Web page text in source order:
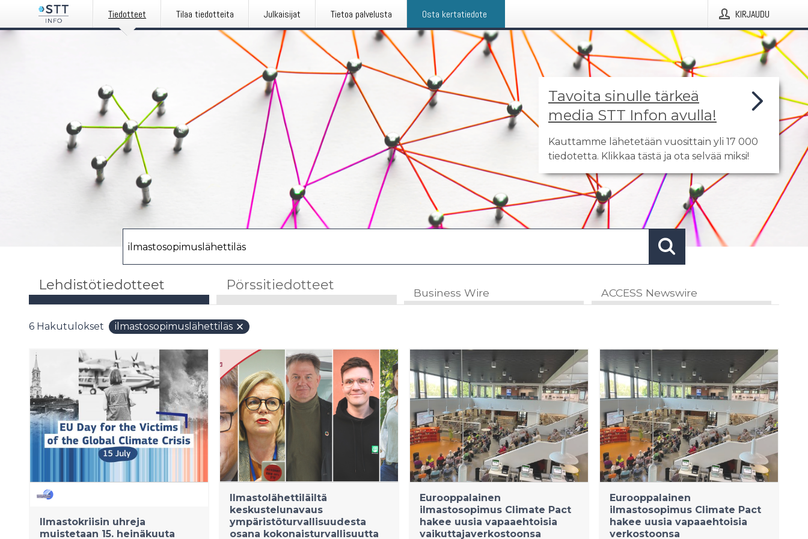
Tiedotteet Tilaa tiedotteita Julkaisijat Tietoa palvelusta Osta kertatiedote KIRJAUDU
Tavoita sinulle tärkeä
media STT Infon avulla!
Kauttamme lähetetään vuosittain yli 17 000
tiedotetta. Klikkaa tästä ja ota selvää miksi!
Lehdistötiedotteet Pörssitiedotteet Business Wire ACCESS Newswire
6 Hakutulokset ilmastosopimuslähettiläs
Ilmastokriisin uhreja
muistetaan 15. heinäkuuta
Ilmastolähettiläiltä
keskustelunavaus
ympäristöturvallisuudesta
osana kokonaisturvallisuutta
Eurooppalainen
ilmastosopimus Climate Pact
hakee uusia vapaaehtoisia
vaikuttajaverkostoonsa
Eurooppalainen
ilmastosopimus Climate Pact
hakee uusia vapaaehtoisia
verkostoonsa